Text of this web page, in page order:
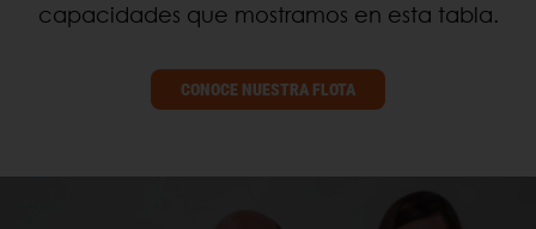
capacidades que mostramos en esta tabla.
CONOCE NUESTRA FLOTA